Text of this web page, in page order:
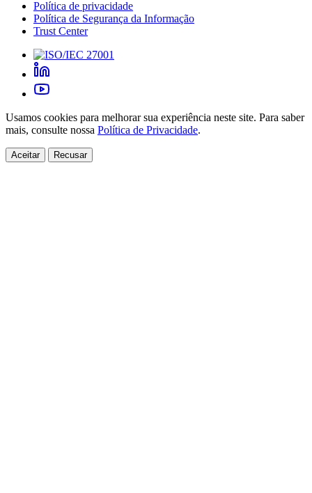
Política de privacidade
Política de Segurança da Informação
Trust Center
Usamos cookies para melhorar sua experiência neste site. Para saber
mais, consulte nossa Política de Privacidade.
Aceitar Recusar